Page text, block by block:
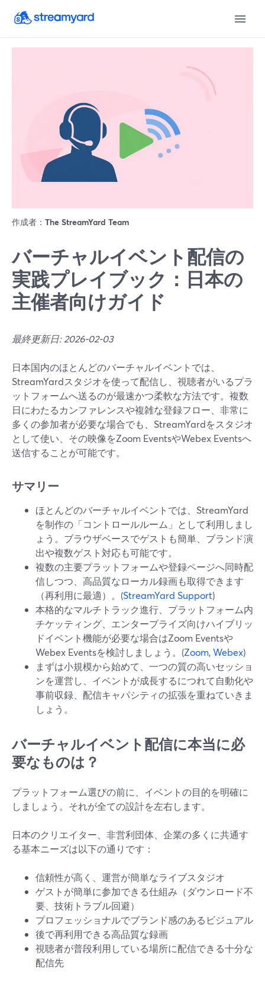
作成者： The StreamYard Team
バーチャルイベント配信の
実践プレイブック：日本の
主催者向けガイド
最終更新日: 2026-02-03
日本国内のほとんどのバーチャルイベントでは、
StreamYardスタジオを使って配信し、視聴者がいるプラ
ットフォームへ送るのが最速かつ柔軟な方法です。複数
日にわたるカンファレンスや複雑な登録フロー、非常に
多くの参加者が必要な場合でも、StreamYardをスタジオ
として使い、その映像をZoom EventsやWebex Eventsへ
送信することが可能です。
サマリー
ほとんどのバーチャルイベントでは、StreamYard
を制作の「コントロールルーム」として利用しまし
ょう。ブラウザベースでゲストも簡単、ブランド演
出や複数ゲスト対応も可能です。
複数の主要プラットフォームや登録ページへ同時配
信しつつ、高品質なローカル録画も取得できます
（再利用に最適）。(StreamYard Support)
本格的なマルチトラック進行、プラットフォーム内
チケッティング、エンタープライズ向けハイブリッ
ドイベント機能が必要な場合はZoom Eventsや
Webex Eventsを検討しましょう。(Zoom,Webex)
まずは小規模から始めて、一つの質の高いセッショ
ンを運営し、イベントが成長するにつれて自動化や
事前収録、配信キャパシティの拡張を重ねていきま
しょう。
バーチャルイベント配信に本当に必
要なものは？
プラットフォーム選びの前に、イベントの目的を明確に
しましょう。それが全ての設計を左右します。
日本のクリエイター、非営利団体、企業の多くに共通す
る基本ニーズは以下の通りです：
信頼性が高く、運営が簡単なライブスタジオ
ゲストが簡単に参加できる仕組み（ダウンロード不
要、技術トラブル回避）
プロフェッショナルでブランド感のあるビジュアル
後で再利用できる高品質な録画
視聴者が普段利用している場所に配信できる十分な
配信先